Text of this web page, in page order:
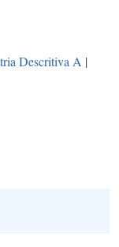
Descritiva A |